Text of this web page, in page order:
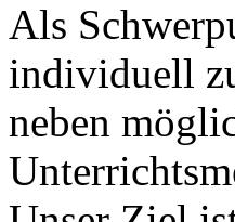
Als
individuell
neben